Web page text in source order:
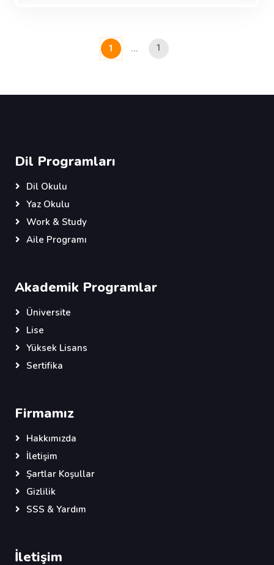
1 ... 1
Dil Programları
Dil Okulu
Yaz Okulu
Work & Study
Aile Programı
Akademik Programlar
Üniversite
Lise
Yüksek Lisans
Sertifika
Firmamız
Hakkımızda
İletişim
Şartlar Koşullar
Gizlilik
SSS & Yardım
İletişim